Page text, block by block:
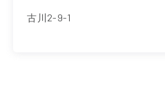
古川2-9-1